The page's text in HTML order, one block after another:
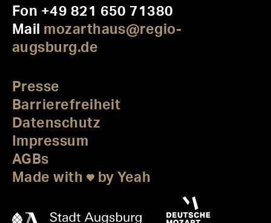
Fon +49 821 650 71380
Mail mozarthaus@regio-
augsburg.de
Presse
Barrierefreiheit
Datenschutz
Impressum
AGBs
Made with
by Yeah